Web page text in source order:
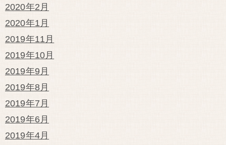
2020年2月
2020年1月
2019年11月
2019年10月
2019年9月
2019年8月
2019年7月
2019年6月
2019年4月